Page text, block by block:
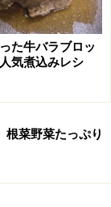
た牛バラブロッ
気煮込みレシ
根菜野菜たっぷり